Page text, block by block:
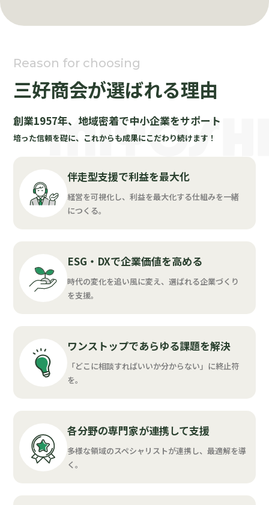
Reason for choosing
三好商会が選ばれる理由
創業1957年、地域密着で中小企業をサポート
培った信頼を礎に、これからも成果にこだわり続けます！
伴走型支援で利益を最大化
経営を可視化し、利益を最大化する仕組みを一緒
につくる。
ESG・DXで企業価値を高める
時代の変化を追い風に変え、選ばれる企業づくり
を支援。
ワンストップであらゆる課題を解決
「どこに相談すればいいか分からない」に終止符
を。
各分野の専門家が連携して支援
多様な領域のスペシャリストが連携し、最適解を導
く。